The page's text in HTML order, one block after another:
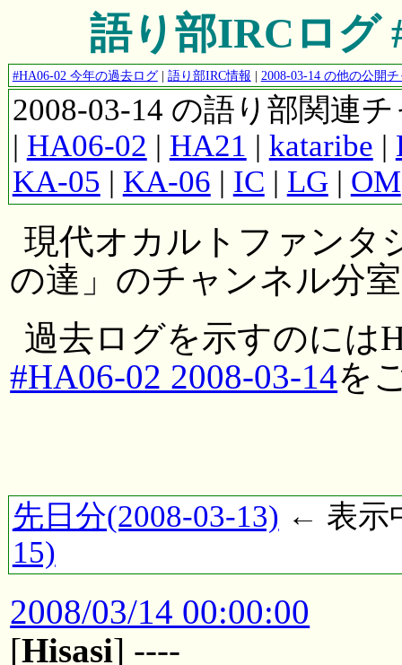
語り部IRCログ
#HA06-02 今年の過去ログ| 語り部IRC情報 | 2008-03-14 の他の公開
2008-03-14 の語り部関連
| HA06-02 | HA21 | kataribe |
KA-05 | KA-06 | IC | LG| OM
現代オカルトファンタ
の達」のチャンネル分
過去ログを示すのには
#HA06-02 2008-03-14を
先日分(2008-03-13) ← 表示
15)
2008/03/14 00:00:00
[Hisasi] ----